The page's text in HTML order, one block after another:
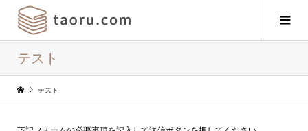
テスト
テスト